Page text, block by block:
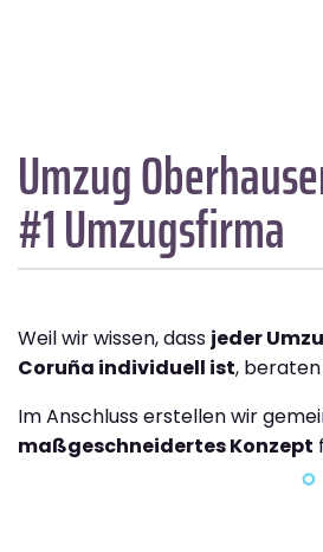
Umzug
#1 Umzugsfirma
Weil wir wissen, dass jeder
Coruña individuell ist,
Im Anschluss erstellen wir
maßgeschneidertes Konzept